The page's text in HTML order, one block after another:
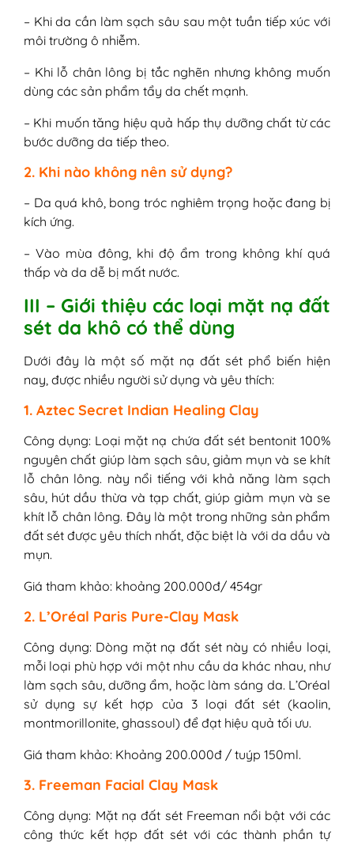
– Khi da cần làm sạch sâu sau một tuần tiếp xúc với
môi trường ô nhiễm.
– Khi lỗ chân lông bị tắc nghẽn nhưng không muốn
dùng các sản phẩm tẩy da chết mạnh.
– Khi muốn tăng hiệu quả hấp thụ dưỡng chất từ các
bước dưỡng da tiếp theo.
2. Khi nào không nên sử dụng?
– Da quá khô, bong tróc nghiêm trọng hoặc đang bị
kích ứng.
– Vào mùa đông, khi độ ẩm trong không khí quá
thấp và da dễ bị mất nước.
III – Giới thiệu các loại mặt nạ đất
sét da khô có thể dùng
Dưới đây là một số mặt nạ đất sét phổ biến hiện
nay, được nhiều người sử dụng và yêu thích:
1. Aztec Secret Indian Healing Clay
Công dụng: Loại mặt nạ chứa đất sét bentonit 100%
nguyên chất giúp làm sạch sâu, giảm mụn và se khít
lỗ chân lông. này nổi tiếng với khả năng làm sạch
sâu, hút dầu thừa và tạp chất, giúp giảm mụn và se
khít lỗ chân lông. Đây là một trong những sản phẩm
đất sét được yêu thích nhất, đặc biệt là với da dầu và
mụn.
Giá tham khảo: khoảng 200.000đ/ 454gr
2. L’Oréal Paris Pure-Clay Mask
Công dụng: Dòng mặt nạ đất sét này có nhiều loại,
mỗi loại phù hợp với một nhu cầu da khác nhau, như
làm sạch sâu, dưỡng ẩm, hoặc làm sáng da. L’Oréal
sử dụng sự kết hợp của 3 loại đất sét (kaolin,
montmorillonite, ghassoul) để đạt hiệu quả tối ưu.
Giá tham khảo: Khoảng 200.000đ / tuýp 150ml.
3. Freeman Facial Clay Mask
Công dụng: Mặt nạ đất sét Freeman nổi bật với các
công thức kết hợp đất sét với các thành phần tự